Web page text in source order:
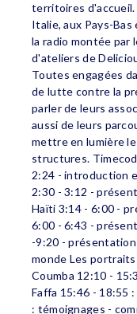
territoires d'accueil.
Italie, aux Pays-Bas
la radio montée par
d'ateliers de
Toutes engagées
de lutte contre la
parler de leurs
aussi de leurs
mettre en lumière
structures.
2:24 - introduction
2:30 - 3:12 -
Haïti 3:14 - 6:00 -
6:00 - 6:43 -
-9:20 -
monde Les
Coumba 12:10 -
Faffa 15:46 - 18:55
: témoignages -